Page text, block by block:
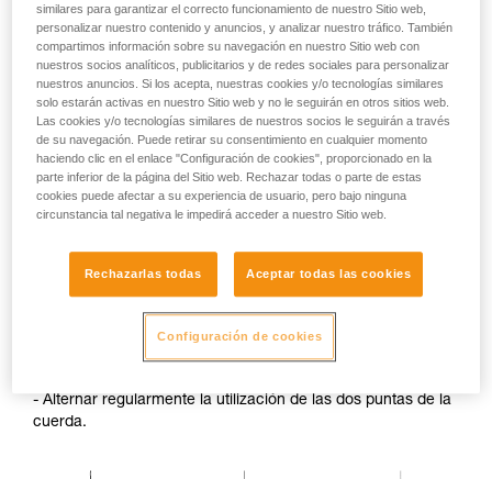
El encogimiento es más marcado cuando la cuerda está
Para limitar este fenómeno de encogimiento,
le aconsejamos:
- Alternar regularmente la utilización de las dos puntas de la
cuerda.
similares para garantizar el correcto funcionamiento de nuestro Sitio web,
personalizar nuestro contenido y anuncios, y analizar nuestro tráfico. También
compartimos información sobre su navegación en nuestro Sitio web con
nuestros socios analíticos, publicitarios y de redes sociales para personalizar
nuestros anuncios. Si los acepta, nuestras cookies y/o tecnologías similares
solo estarán activas en nuestro Sitio web y no le seguirán en otros sitios web.
Las cookies y/o tecnologías similares de nuestros socios le seguirán a través
de su navegación. Puede retirar su consentimiento en cualquier momento
haciendo clic en el enlace "Configuración de cookies", proporcionado en la
parte inferior de la página del Sitio web. Rechazar todas o parte de estas
cookies puede afectar a su experiencia de usuario, pero bajo ninguna
circunstancia tal negativa le impedirá acceder a nuestro Sitio web.
Rechazarlas todas Aceptar todas las cookies
Configuración de cookies